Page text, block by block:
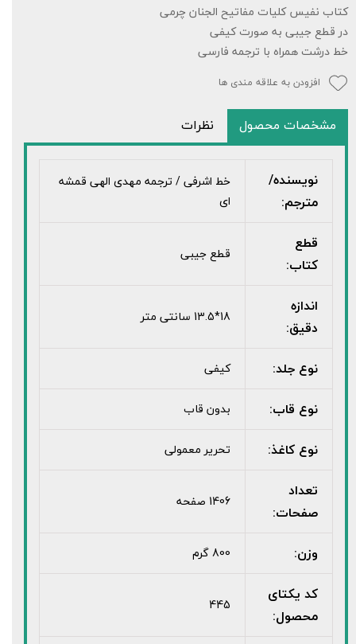
کتاب نفیس کلیات مفاتیح الجنان چرمی
در قطع جیبی به صورت کیفی
خط درشت همراه با ترجمه فارسی
افزودن به علاقه مندی ها
مشخصات محصول نظرات
نویسنده/
مترجم:
خط اشرفی / ترجمه مهدی الهی قمشه
ای
قطع
کتاب:
قطع جیبی
اندازه
دقیق:
18*13.5 سانتی متر
نوع جلد: کیفی
نوع قاب: بدون قاب
نوع کاغذ: تحریر معمولی
تعداد
صفحات:
1406 صفحه
وزن: 800 گرم
کد یکتای
محصول:
445